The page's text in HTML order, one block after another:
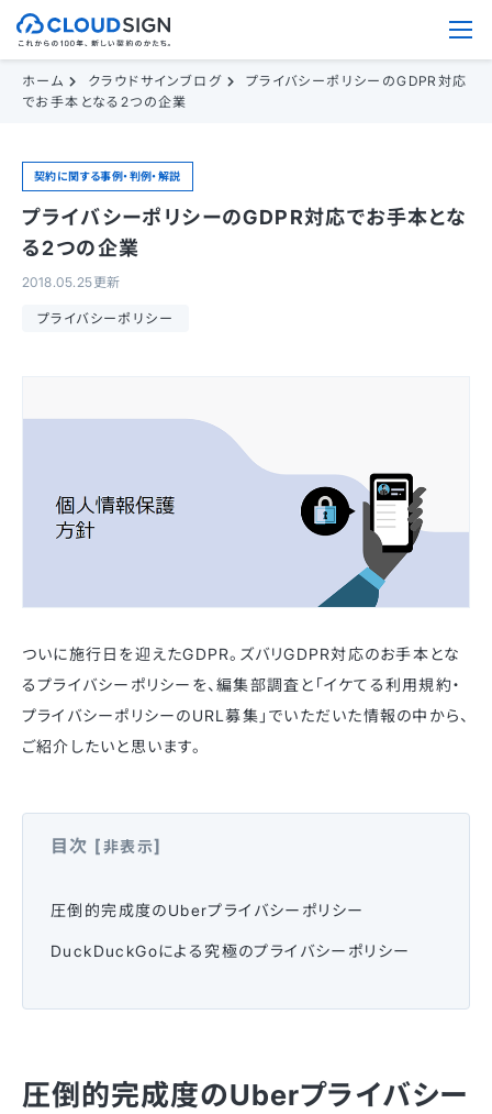
ホーム クラウドサインブログ
プライバシーポリシーのGDPR対応
でお手本となる2つの企業
契約に関する事例・判例・解説
プライバシーポリシーのGDPR対応でお手本とな
る2つの企業
2018.05.25更新
プライバシーポリシー
ついに施行日を迎えたGDPR。ズバリGDPR対応のお手本とな
るプライバシーポリシーを、編集部調査と「イケてる利用規約・
プライバシーポリシーのURL募集」でいただいた情報の中から、
ご紹介したいと思います。
目次 [非表示]
圧倒的完成度のUberプライバシーポリシー
DuckDuckGoによる究極のプライバシーポリシー
圧倒的完成度のUberプライバシー